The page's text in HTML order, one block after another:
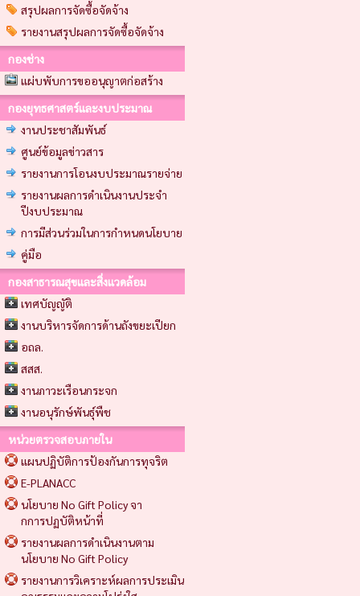
สรุปผลการจัดซื้อจัดจ้าง
รายงานสรุปผลการจัดซื้อจัดจ้าง
กองช่าง
แผ่บพับการขออนุญาตก่อสร้าง
กองยุทธศาสตร์และงบประมาณ
งานประชาสัมพันธ์
ศูนย์ข้อมูลข่าวสาร
รายงานการโอนงบประมาณรายจ่าย
รายงานผลการดำเนินงานประจำ
ปีงบประมาณ
การมีส่วนร่วมในการกำหนดนโยบาย
คู่มือ
กองสาธารณสุขและสิ่งแวดล้อม
เทศบัญญัติ
งานบริหารจัดการด้านถังขยะเปียก
อถล.
สสส.
งานภาวะเรือนกระจก
งานอนุรักษ์พันธุ์พืช
หน่วยตรวจสอบภายใน
แผนปฏิบัติการป้องกันการทุจริต
E-PLANACC
นโยบาย No Gift Policy จา
กการปฏบัติหน้าที่
รายงานผลการดำเนินงานตาม
นโยบาย No Gift Policy
รายงานการวิเคราะห์ผลการประเมิน